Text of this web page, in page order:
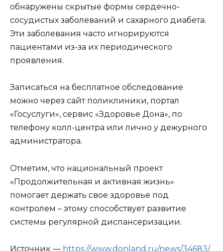
обнаружены скрытые формы сердечно-
сосудистых заболеваний и сахарного диабета.
Эти заболевания часто игнорируются
пациентами из-за их периодического
проявления.
Записаться на бесплатное обследование
можно через сайт поликлиники, портал
«Госуслуги», сервис «Здоровье Дона», по
телефону колл-центра или лично у дежурного
администратора.
Отметим, что национальный проект
«Продолжительная и активная жизнь»
помогает держать свое здоровье под
контролем – этому способствует развитие
системы регулярной диспансеризации.
Источник — https://www.donland.ru/news/34683/